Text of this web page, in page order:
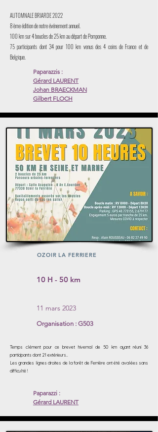
AUTOMNALE BRIARDE 2022
8 ème édition de notre événement annuel.
100 km sur 4 boucles de 25 km au départ de Pomponne.
75 participants dont 34 pour 100 km venus des 4 coins de France et de
Belgique.
Paparazzis :
Gérard LAURENT
Johan BRAECKMAN
Gilbert FLOCH
Lien sur les noms
Voir
OZOIR LA FERRIERE
10 H - 50 km
11 mars 2023
Organisation : G503
​Temps clément pour ce brevet hivernal de 50 km ayant réuni 36
participants dont 21 extérieurs..
Les grandes lignes droites de la forêt de Ferrière ont été avalées sans
difficulté !
Paparazzi :
Gérard LAURENT
Lien sur les noms